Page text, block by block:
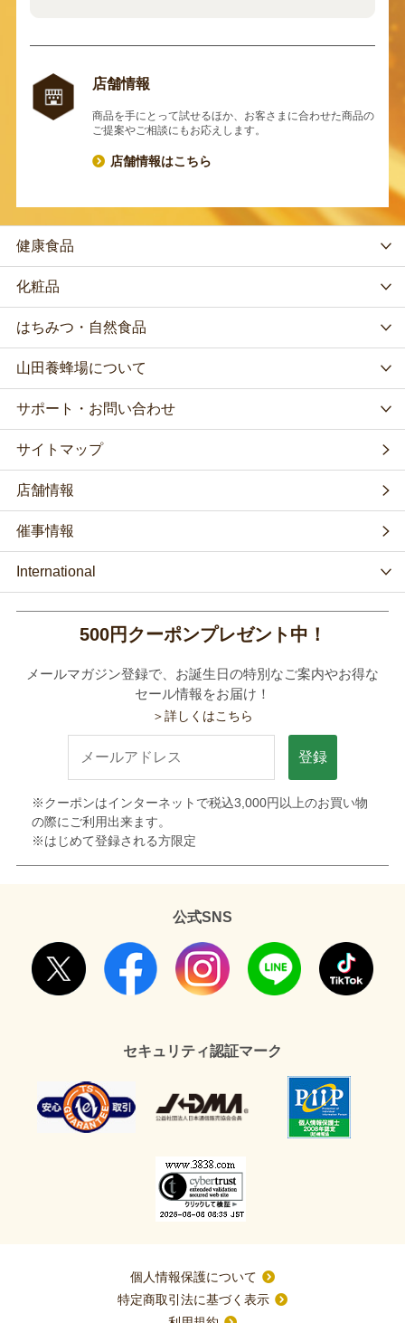
店舗情報
商品を手にとって試せるほか、お客さまに合わせた商品の
ご提案やご相談にもお応えします。
店舗情報はこちら
健康食品
化粧品
はちみつ・自然食品
山田養蜂場について
サポート・お問い合わせ
サイトマップ
店舗情報
催事情報
International
500円クーポンプレゼント中！
メールマガジン登録で、お誕生日の特別なご案内やお得な
セール情報をお届け！
＞詳しくはこちら
登録
※クーポンはインターネットで税込3,000円以上のお買い物
の際にご利用出来ます。
※はじめて登録される方限定
公式SNS
セキュリティ認証マーク
個人情報保護について
特定商取引法に基づく表示